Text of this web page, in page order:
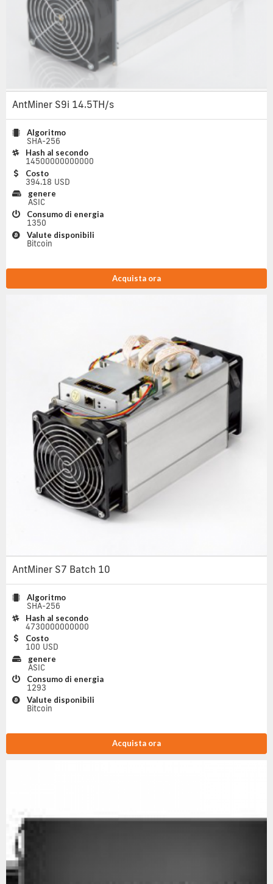
AntMiner S9i 14.5TH/s
Algoritmo
SHA-256
Hash al secondo
14500000000000
Costo
394.18 USD
genere
ASIC
Consumo di energia
1350
Valute disponibili
Bitcoin
Acquista ora
AntMiner S7 Batch 10
Algoritmo
SHA-256
Hash al secondo
4730000000000
Costo
100 USD
genere
ASIC
Consumo di energia
1293
Valute disponibili
Bitcoin
Acquista ora